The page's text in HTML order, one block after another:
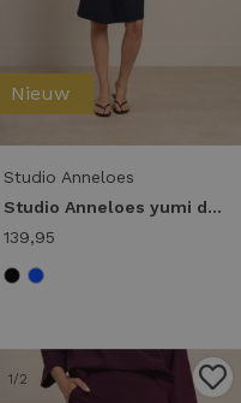
Nieuw
Studio Anneloes
Studio Anneloes yumi dress 14390 Jurk 6900 dark blue
139,95
1/2